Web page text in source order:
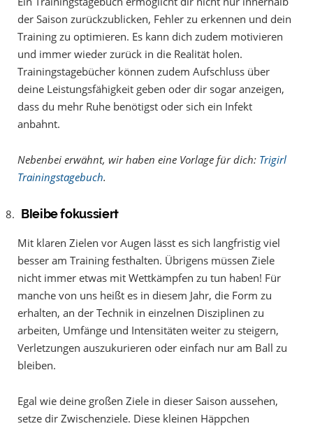
der Saison zurückzublicken, Fehler zu erkennen und dein
Training zu optimieren. Es kann dich zudem motivieren
und immer wieder zurück in die Realität holen.
Trainingstagebücher können zudem Aufschluss über
deine Leistungsfähigkeit geben oder dir sogar anzeigen,
dass du mehr Ruhe benötigst oder sich ein Infekt
anbahnt.
Nebenbei erwähnt, wir haben eine Vorlage für dich: Trigirl
Trainingstagebuch.
Bleibe fokussiert
Mit klaren Zielen vor Augen lässt es sich langfristig viel
besser am Training festhalten. Übrigens müssen Ziele
nicht immer etwas mit Wettkämpfen zu tun haben! Für
manche von uns heißt es in diesem Jahr, die Form zu
erhalten, an der Technik in einzelnen Disziplinen zu
arbeiten, Umfänge und Intensitäten weiter zu steigern,
Verletzungen auszukurieren oder einfach nur am Ball zu
bleiben.
Egal wie deine großen Ziele in dieser Saison aussehen,
setze dir Zwischenziele. Diese kleinen Häppchen